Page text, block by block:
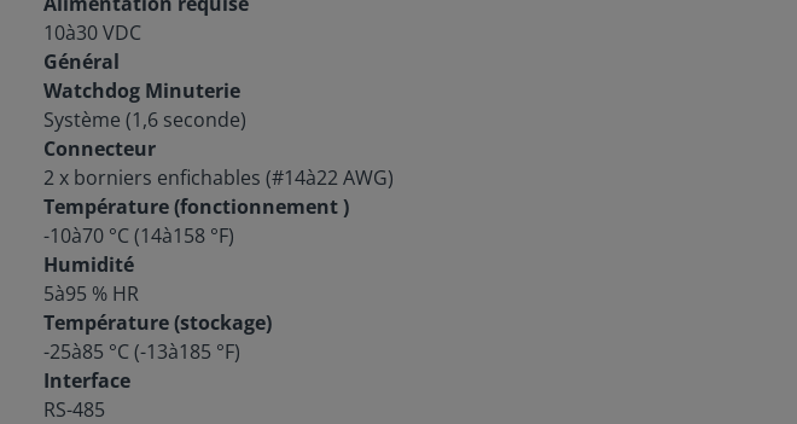
10à30 VDC
Général
Watchdog Minuterie
Système (1,6 seconde)
Connecteur
2 x borniers enfichables (#14à22 AWG)
Température (fonctionnement )
-10à70 °C (14à158 °F)
Humidité
5à95 % HR
Température (stockage)
-25à85 °C (-13à185 °F)
Interface
RS-485